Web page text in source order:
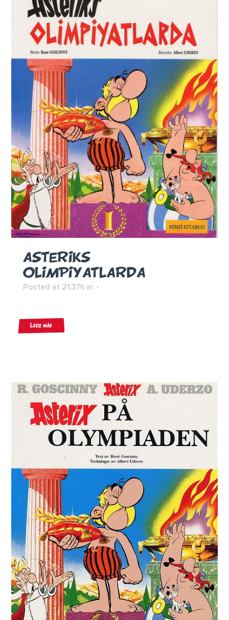
ASTERIKS
OLIMPIYATLARDA
Posted at 21:37h in
Leer más